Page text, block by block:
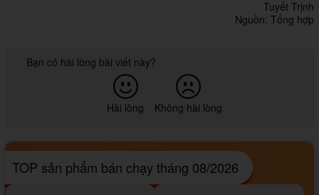
Tuyết Trịnh
Nguồn: Tổng hợp
Bạn có hài lòng bài viết này?
Hài lòng Không hài lòng
TOP sản phẩm bán chạy tháng 08/2026